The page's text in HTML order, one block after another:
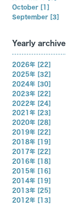
October [1]
September [3]
Yearly archive
2026年 [22]
2025年 [32]
2024年 [30]
2023年 [22]
2022年 [24]
2021年 [23]
2020年 [28]
2019年 [22]
2018年 [19]
2017年 [22]
2016年 [18]
2015年 [16]
2014年 [19]
2013年 [25]
2012年 [13]